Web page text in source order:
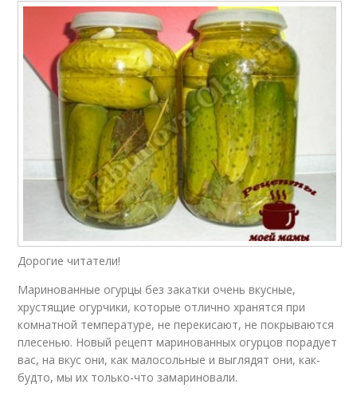
Дорогие читатели!
Маринованные огурцы без закатки очень вкусные,
хрустящие огурчики, которые отлично хранятся при
комнатной температуре, не перекисают, не покрываются
плесенью. Новый рецепт маринованных огурцов порадует
вас, на вкус они, как малосольные и выглядят они, как-
будто, мы их только-что замариновали.